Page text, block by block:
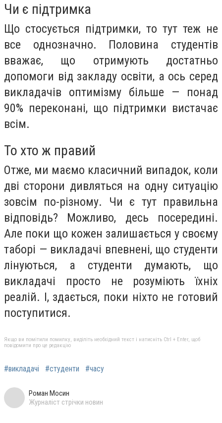
Чи є підтримка
Що стосується підтримки, то тут теж не
все однозначно. Половина студентів
вважає, що отримують достатньо
допомоги від закладу освіти, а ось серед
викладачів оптимізму більше — понад
90% переконані, що підтримки вистачає
всім.
То хто ж правий
Отже, ми маємо класичний випадок, коли
дві сторони дивляться на одну ситуацію
зовсім по-різному. Чи є тут правильна
відповідь? Можливо, десь посередині.
Але поки що кожен залишається у своєму
таборі — викладачі впевнені, що студенти
лінуються, а студенти думають, що
викладачі просто не розуміють їхніх
реалій. І, здається, поки ніхто не готовий
поступитися.
Якщо ви помітили помилку, виділіть необхідний текст і натисніть Ctrl + Enter, щоб
повідомити про це редакцію
#викладачі #студенти #часу
Роман Мосин
Журналіст стрічки новин